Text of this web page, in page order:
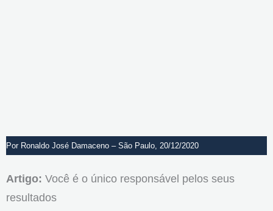
Por Ronaldo José Damaceno – São Paulo, 20/12/2020
Artigo: Você é o único responsável pelos seus
resultados